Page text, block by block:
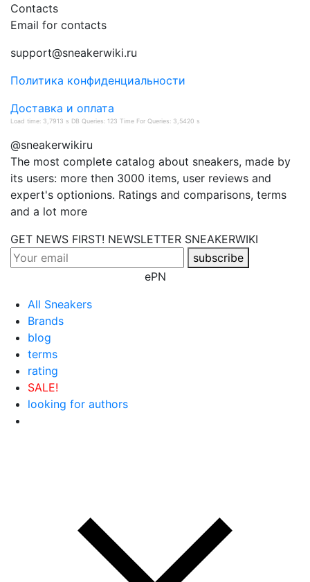
Contacts
Email for contacts
support@sneakerwiki.ru
Политика конфиденциальности
Доставка и оплата
Load time: 3,7913 s DB Queries: 123 Time For Queries: 3,5420 s
@sneakerwikiru
The most complete catalog about sneakers, made by
its users: more then 3000 items, user reviews and
expert's optionions. Ratings and comparisons, terms
and a lot more
GET NEWS FIRST! NEWSLETTER SNEAKERWIKI
subscribe
ePN
All Sneakers
Brands
blog
terms
rating
SALE!
looking for authors